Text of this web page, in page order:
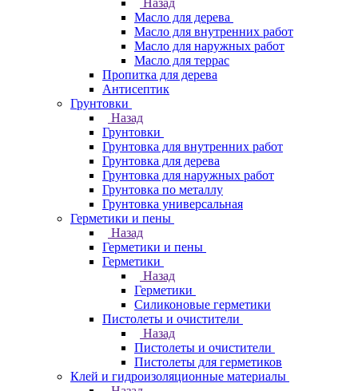
Назад
Масло для дерева
Масло для внутренних работ
Масло для наружных работ
Масло для террас
Пропитка для дерева
Антисептик
Грунтовки
Назад
Грунтовки
Грунтовка для внутренних работ
Грунтовка для дерева
Грунтовка для наружных работ
Грунтовка по металлу
Грунтовка универсальная
Герметики и пены
Назад
Герметики и пены
Герметики
Назад
Герметики
Силиконовые герметики
Пистолеты и очистители
Назад
Пистолеты и очистители
Пистолеты для герметиков
Клей и гидроизоляционные материалы